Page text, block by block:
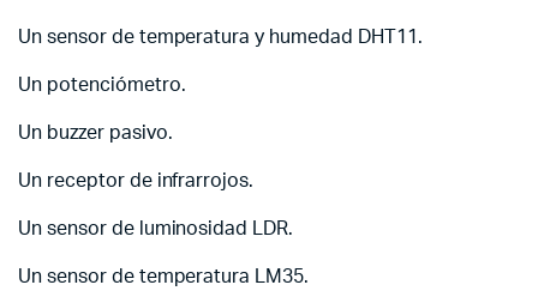
Un sensor de temperatura y humedad DHT11.
Un potenciómetro.
Un buzzer pasivo.
Un receptor de infrarrojos.
Un sensor de luminosidad LDR.
Un sensor de temperatura LM35.